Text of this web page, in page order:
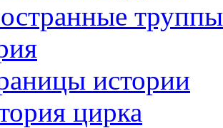
труппы
истории
цирка